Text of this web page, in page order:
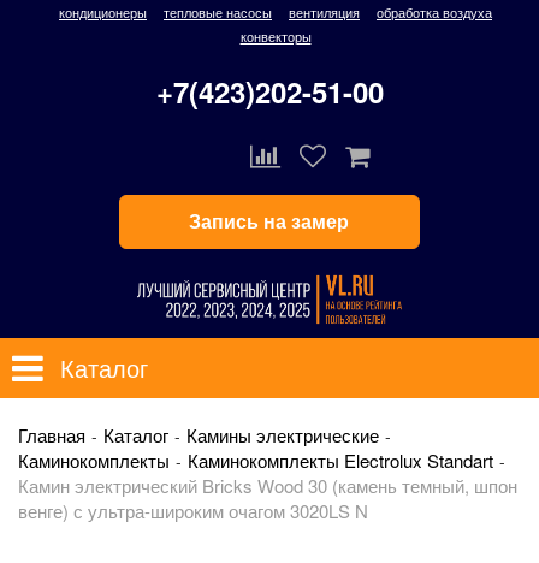
кондиционеры тепловые насосы вентиляция
обработка воздуха
конвекторы
+7(423)202-51-00
Запись на замер
Каталог
Главная Каталог
Камины электрические
Каминокомплекты
Каминокомплекты Electrolux Standart
Камин электрический Bricks Wood 30 (камень темный, шпон
венге) с ультра-широким очагом 3020LS N